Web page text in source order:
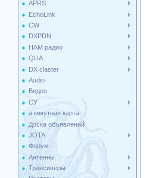
APRS
EchoLink
CW
DXPDN
HAM радио
QUA
DX claster
Audio
Видео
СУ
азимутная карта
Доска объявлений
JOTA
Форум
Антенны
Трансиверы